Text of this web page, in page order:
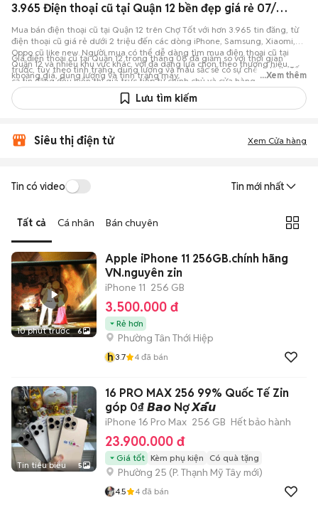
3.965 Điện thoại cũ tại Quận 12 bền đẹp giá rẻ 07/08/2026
Mua bán điện thoại cũ tại Quận 12 trên Chợ Tốt với hơn 3.965 tin đăng, từ
điện thoại cũ giá rẻ dưới 2 triệu đến các dòng iPhone, Samsung, Xiaomi,
Oppo cũ like new. Người mua có thể dễ dàng tìm mua điện thoại cũ tại
Quận 12 và nhiều khu vực khác, với đa dạng lựa chọn theo thương hiệu,
khoảng giá, dung lượng và tình trạng máy.
Giá điện thoại cũ tại Quận 12 trong tháng 08 đã giảm so với thời gian
trước, tùy theo tình trạng, dung lượng và màu sắc sẽ có sự chênh lệch. Tất
cả tin đăng đều hiển thị giá trực tiếp từ chính chủ và cửa hàng, hỗ trợ lọc
theo khu vực, mức giá, dung lượng, màu sắc, tình trạng máy, giúp việc
mua bán điện thoại cũ tại Quận 12 nhanh chóng và rõ ràng. Cập nhật giá và
...Xem thêm
Lưu tìm kiếm
Siêu thị điện tử Xem Cửa hàng
Tin có video Tin mới nhất
Tất cả Cá nhân Bán chuyên
10 phút trước 6
Apple iPhone 11 256GB.chính hãng
VN.nguyên zin
iPhone 11 256 GB
3.500.000 đ
Rẻ hơn
Phường Tân Thới Hiệp
h3.7 4 đã bán
Tin tiêu biểu 5
16 PRO MAX 256 99% Quốc Tế Zin
góp 0₫ 𝘽𝙖𝙤 Nợ 𝙓𝙖̂́𝙪
iPhone 16 Pro Max 256 GB Hết bảo hành
23.900.000 đ
Giá tốt Kèm phụ kiện Có quà tặng
Phường 25 (P. Thạnh Mỹ Tây mới)
4.5 4 đã bán